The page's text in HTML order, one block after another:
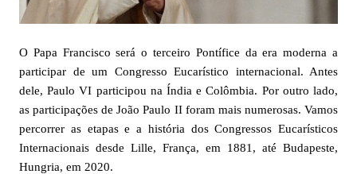
O Papa Francisco será o terceiro Pontífice da era moderna a
participar de um Congresso Eucarístico internacional. Antes
dele, Paulo VI participou na Índia e Colômbia. Por outro lado,
as participações de João Paulo II foram mais numerosas. Vamos
percorrer as etapas e a história dos Congressos Eucarísticos
Internacionais desde Lille, França, em 1881, até Budapeste,
Hungria, em 2020.